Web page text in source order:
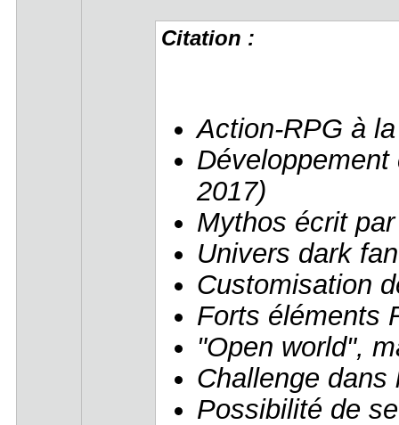
Citation :
Action-RPG à
2017)
Mythos écrit
Univers dark
Customisation
Forts éléments
"Open world",
Challenge
Possibilité de